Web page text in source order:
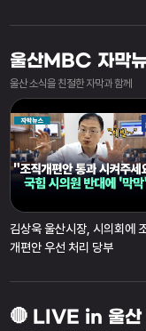
울산MBC 자막
울산 소식을 친절한 자막과 함께
김상욱 울산시장, 시의회에
개편안 우선 처리 당부
🔴 LIVE in 울산 |